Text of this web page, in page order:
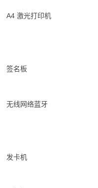
A4 激光打印机
签名板
无线网络蓝牙
发卡机